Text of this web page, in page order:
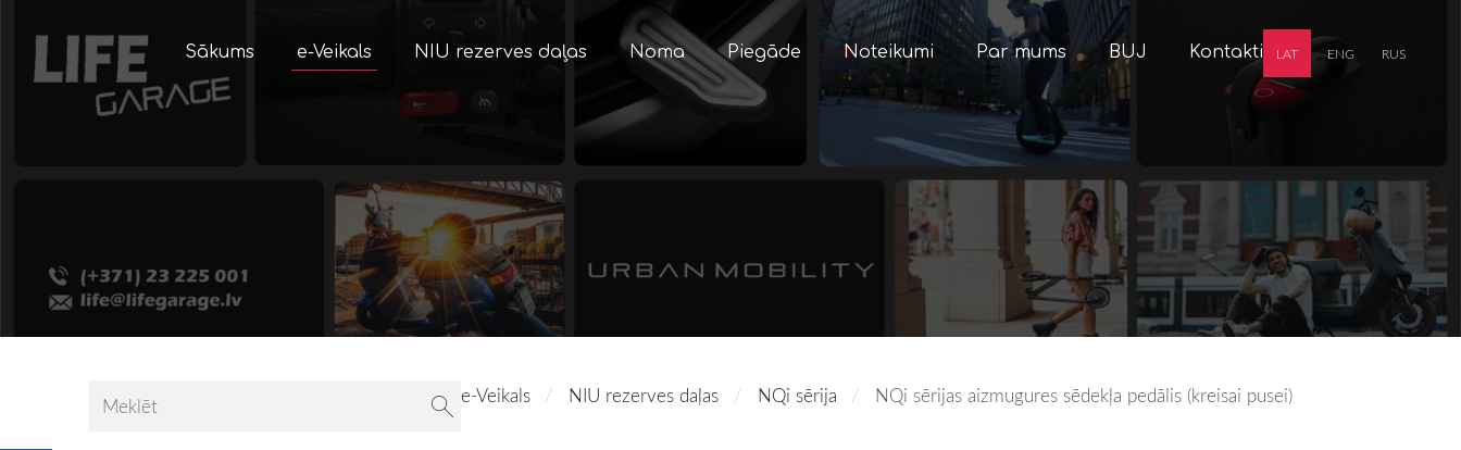
Sākums e-Veikals NIU rezerves daļas Noma Piegāde Noteikumi Par mums BUJ Kontakti LAT ENG RUS
e-Veikals NIU rezerves daļas NQi sērija NQi sērijas aizmugures sēdekļa pedālis (kreisai pusei)